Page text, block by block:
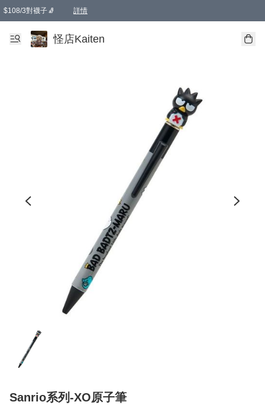
$108/3對襪子🧦 詳情
卡通傘☂️2把8折
購物滿 HKD 650.00即享免運費優惠！（適用於 本地送貨、本地取貨 )
怪店Kaiten
Sanrio系列-XO原子筆